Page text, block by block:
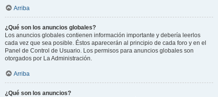
Arriba
¿Qué son los anuncios globales?
Los anuncios globales contienen información importante y debería leerlos
cada vez que sea posible. Éstos aparecerán al principio de cada foro y en el
Panel de Control de Usuario. Los permisos para anuncios globales son
otorgados por La Administración.
Arriba
¿Qué son los anuncios?